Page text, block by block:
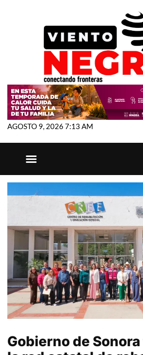
AGOSTO 9, 2026 7:13 AM
Gobierno de